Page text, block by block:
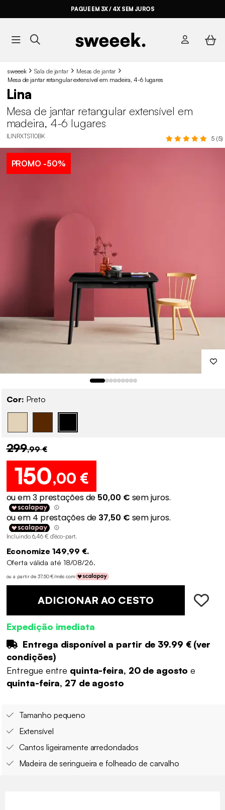
PAGUE EM 3X / 4X SEM JUROS
sweeek Sala de jantar
Mesas de jantar
Mesa de jantar retangular extensível em madeira, 4-6 lugares
Lina
Mesa de jantar retangular extensível em
madeira, 4-6 lugares
ILINRXTS110BK 5 (5)
PROMO -50%
Cor: Preto
299,99 €
150,00 €
Incluindo 6,46 € d'éco-part.
Economize 149,99 €.
Oferta válida até 18/08/26.
ou a partir de 37,50 €/mês com
ADICIONAR AO CESTO
Expedição imediata
Entrega disponível a partir de 39.99 €(ver
condições)
Entregue entre quinta-feira, 20 de agostoe
quinta-feira, 27 de agosto
Tamanho pequeno
Extensível
Cantos ligeiramente arredondados
Madeira de seringueira e folheado de carvalho